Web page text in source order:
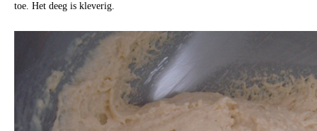
toe. Het deeg is kleverig.